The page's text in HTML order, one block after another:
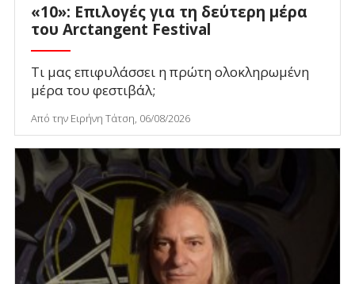
«10»: Επιλογές για τη δεύτερη μέρα
του Arctangent Festival
Τι μας επιφυλάσσει η πρώτη ολοκληρωμένη
μέρα του φεστιβάλ;
Από την Ειρήνη Τάτση, 06/08/2026